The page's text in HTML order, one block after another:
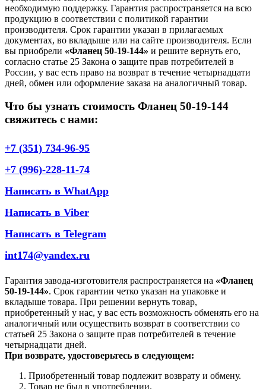
необходимую поддержку. Гарантия распространяется на всю
продукцию в соответствии с политикой гарантии
производителя. Срок гарантии указан в прилагаемых
документах, во вкладыше или на сайте производителя. Если
вы приобрели «Фланец 50-19-144» и решите вернуть его,
согласно статье 25 Закона о защите прав потребителей в
России, у вас есть право на возврат в течение четырнадцати
дней, обмен или оформление заказа на аналогичный товар.
Что бы узнать стоимость Фланец 50-19-144
свяжитесь с нами:
+7 (351) 734-96-95
+7 (996)-228-11-74
Написать в WhatApp
Написать в Viber
Написать в Telegram
int174@yandex.ru
Гарантия завода-изготовителя распространяется на «Фланец
50-19-144». Срок гарантии четко указан на упаковке и
вкладыше товара. При решении вернуть товар,
приобретенный у нас, у вас есть возможность обменять его на
аналогичный или осуществить возврат в соответствии со
статьей 25 Закона о защите прав потребителей в течение
четырнадцати дней.
При возврате, удостоверьтесь в следующем:
Приобретенный товар подлежит возврату и обмену.
Товар не был в употреблении.